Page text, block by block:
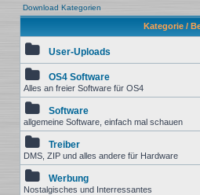
Download Kategorien
Kategorie /
User-Uploads
OS4 Software
Alles an freier Software für OS4
Software
allgemeine Software, einfach mal schauen
Treiber
DMS, ZIP und alles andere für Hardware
Werbung
Nostalgisches und Interressantes